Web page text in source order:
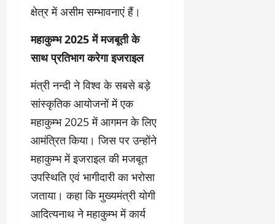
क्षेत्र में असीम सम्भावनाएं हैं।
महाकुम्भ 2025 में मजबूती के
साथ प्रतिभाग करेगा इजराइल
मंत्री नन्दी ने विश्व के सबसे बड़े
सांस्कृतिक आयोजनों में एक
महाकुम्भ 2025 में आगमन के लिए
आमंत्रित किया। जिस पर उन्होंने
महाकुम्भ में इजराइल की मजबूत
उपस्थिति एवं भागीदारी का भरोसा
जताया। कहा कि मुख्यमंत्री योगी
आदित्यनाथ ने महाकुम्भ में कार्य